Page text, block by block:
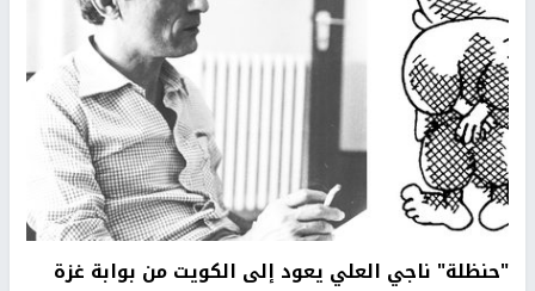
"حنظلة" ناجي العلي يعود إلى الكويت من بوابة غزة